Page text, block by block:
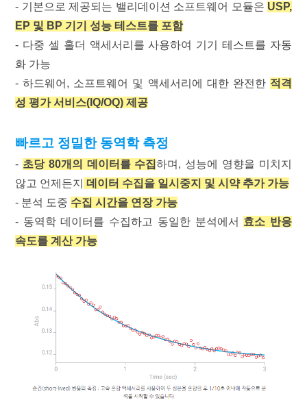
- 기본으로 제공되는 밸리데이션 소프트웨어 모듈은 USP,
EP 및 BP 기기 성능 테스트를 포함
- 다중 셀 홀더 액세서리를 사용하여 기기 테스트를 자동
화 가능
- 하드웨어, 소프트웨어 및 액세서리에 대한 완전한 적격
성 평가 서비스(IQ/OQ) 제공
빠르고 정밀한 동역학 측정
- 초당 80개의 데이터를 수집하며, 성능에 영향을 미치지
않고 언제든지 데이터 수집을 일시중지 및 시약 추가 가능
- 분석 도중 수집 시간을 연장 가능
- 동역학 데이터를 수집하고 동일한 분석에서 효소 반응
속도를 계산 가능